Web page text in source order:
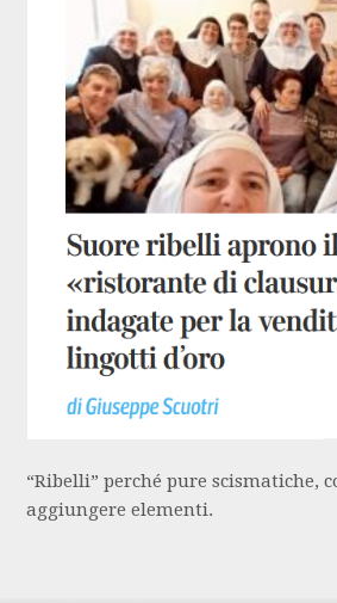
“Ribelli” perché pure scismatiche,
aggiungere elementi.